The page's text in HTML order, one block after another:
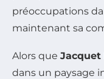
préoccupations
maintenant sa
Alors que Jacquet
dans un paysage